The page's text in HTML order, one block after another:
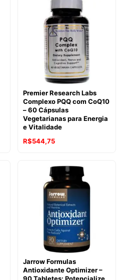
Premier Research Labs
Complexo PQQ com CoQ10
– 60 Cápsulas
Vegetarianas para Energia
e Vitalidade
R$544,75
Jarrow Formulas
Antioxidante Optimizer –